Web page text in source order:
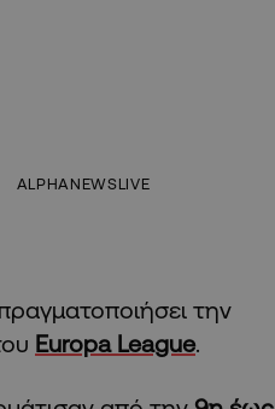
ALPHANEWSLIVE
την
Europa League.